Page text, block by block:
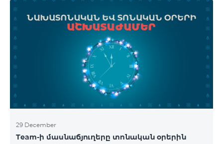
29 December
Team-ի մասնաճյուղերը տոնական օրերին